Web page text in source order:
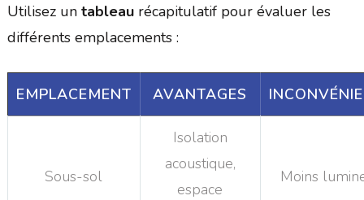
Utilisez un tableaurécapitulatif pour évaluer les
différents emplacements :
EMPLACEMENT AVANTAGES
Sous-sol
Isolation
acoustique,
espace
Moins